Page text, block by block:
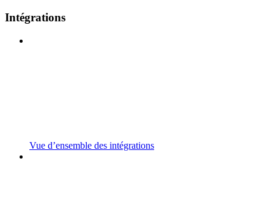
Intégrations
Vue d’ensemble des intégrations